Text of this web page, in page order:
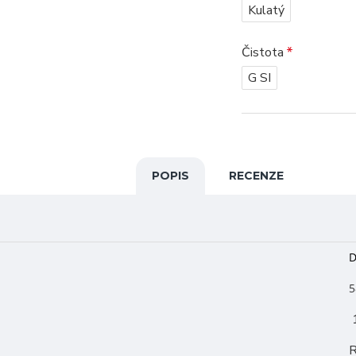
Kulatý
Čistota
G SI
POPIS RECENZE